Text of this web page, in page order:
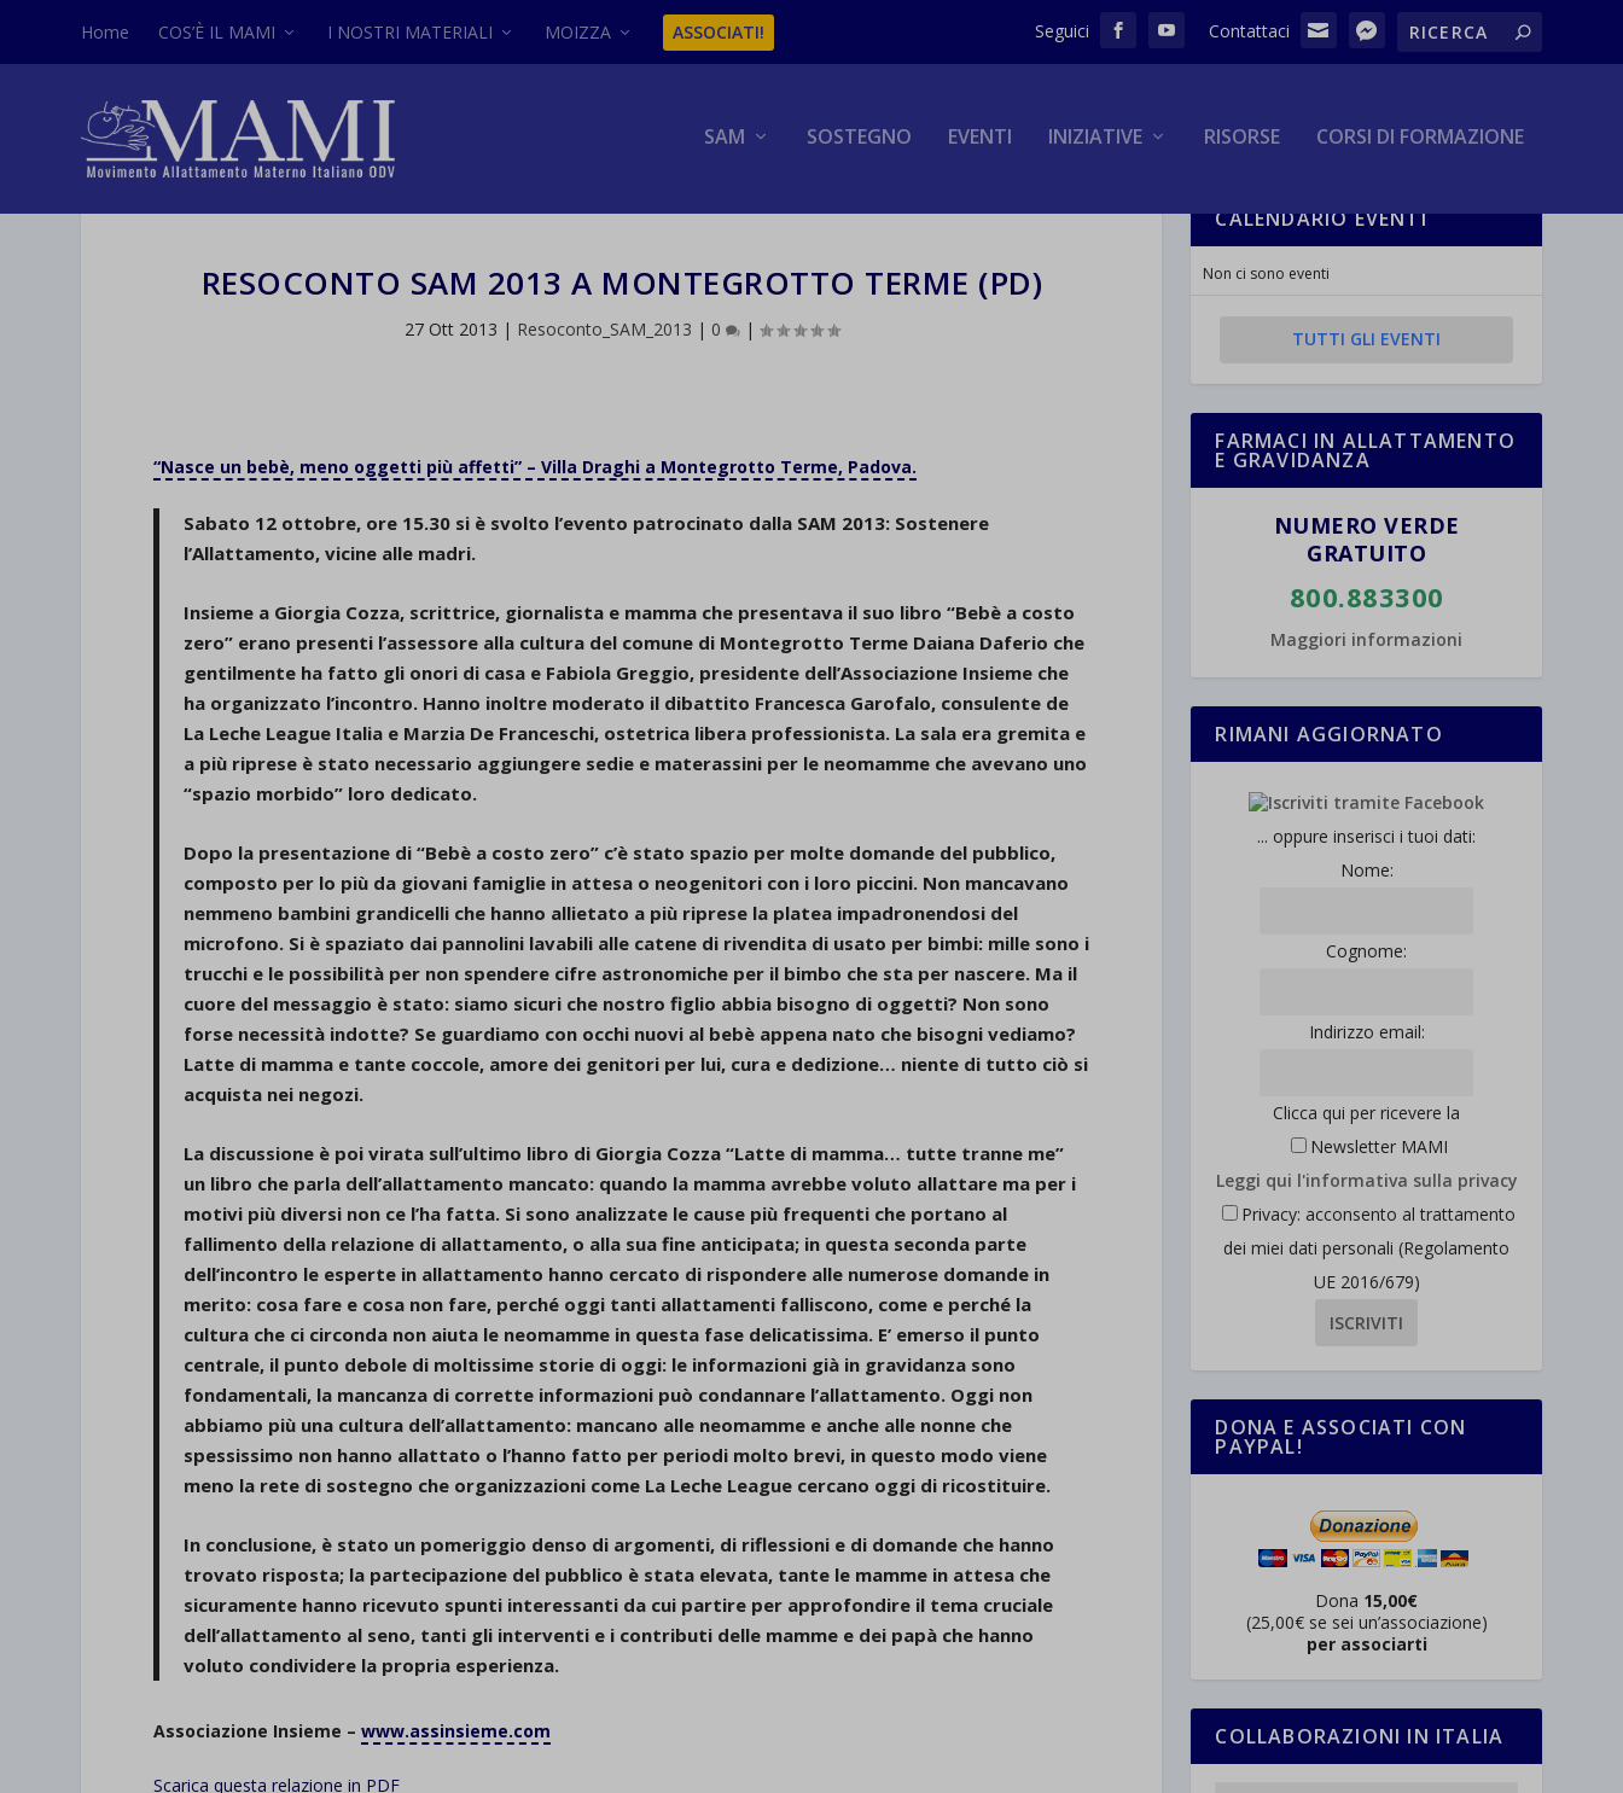
Home COS’È IL MAMI I NOSTRI MATERIALI MOIZZA ASSOCIATI!
SAM SOSTEGNO EVENTI INIZIATIVE RISORSE CORSI DI FORMAZIONE
RESOCONTO SAM 2013 A MONTEGROTTO TERME (PD)
27 Ott 2013 | Resoconto_SAM_2013 | 0 |
“Nasce un bebè, meno oggetti più affetti” – Villa Draghi a Montegrotto Terme, Padova.
Sabato 12 ottobre, ore 15.30 si è svolto l’evento patrocinato dalla SAM 2013: Sostenere
l’Allattamento, vicine alle madri.
Insieme a Giorgia Cozza, scrittrice, giornalista e mamma che presentava il suo libro “Bebè a costo
zero” erano presenti l’assessore alla cultura del comune di Montegrotto Terme Daiana Daferio che
gentilmente ha fatto gli onori di casa e Fabiola Greggio, presidente dell’Associazione Insieme che
ha organizzato l’incontro. Hanno inoltre moderato il dibattito Francesca Garofalo, consulente de
La Leche League Italia e Marzia De Franceschi, ostetrica libera professionista. La sala era gremita e
a più riprese è stato necessario aggiungere sedie e materassini per le neomamme che avevano uno
“spazio morbido” loro dedicato.
Dopo la presentazione di “Bebè a costo zero” c’è stato spazio per molte domande del pubblico,
composto per lo più da giovani famiglie in attesa o neogenitori con i loro piccini. Non mancavano
nemmeno bambini grandicelli che hanno allietato a più riprese la platea impadronendosi del
microfono. Si è spaziato dai pannolini lavabili alle catene di rivendita di usato per bimbi: mille sono i
trucchi e le possibilità per non spendere cifre astronomiche per il bimbo che sta per nascere. Ma il
cuore del messaggio è stato: siamo sicuri che nostro figlio abbia bisogno di oggetti? Non sono
forse necessità indotte? Se guardiamo con occhi nuovi al bebè appena nato che bisogni vediamo?
Latte di mamma e tante coccole, amore dei genitori per lui, cura e dedizione… niente di tutto ciò si
acquista nei negozi.
La discussione è poi virata sull’ultimo libro di Giorgia Cozza “Latte di mamma… tutte tranne me”
un libro che parla dell’allattamento mancato: quando la mamma avrebbe voluto allattare ma per i
motivi più diversi non ce l’ha fatta. Si sono analizzate le cause più frequenti che portano al
fallimento della relazione di allattamento, o alla sua fine anticipata; in questa seconda parte
dell’incontro le esperte in allattamento hanno cercato di rispondere alle numerose domande in
merito: cosa fare e cosa non fare, perché oggi tanti allattamenti falliscono, come e perché la
cultura che ci circonda non aiuta le neomamme in questa fase delicatissima. E’ emerso il punto
centrale, il punto debole di moltissime storie di oggi: le informazioni già in gravidanza sono
fondamentali, la mancanza di corrette informazioni può condannare l’allattamento. Oggi non
abbiamo più una cultura dell’allattamento: mancano alle neomamme e anche alle nonne che
spessissimo non hanno allattato o l’hanno fatto per periodi molto brevi, in questo modo viene
meno la rete di sostegno che organizzazioni come La Leche League cercano oggi di ricostituire.
In conclusione, è stato un pomeriggio denso di argomenti, di riflessioni e di domande che hanno
trovato risposta; la partecipazione del pubblico è stata elevata, tante le mamme in attesa che
sicuramente hanno ricevuto spunti interessanti da cui partire per approfondire il tema cruciale
dell’allattamento al seno, tanti gli interventi e i contributi delle mamme e dei papà che hanno
voluto condividere la propria esperienza.
Associazione Insieme –www.assinsieme.com
Scarica questa relazione in PDF
CALENDARIO EVENTI
Non ci sono eventi
TUTTI GLI EVENTI
FARMACI IN ALLATTAMENTO
E GRAVIDANZA
NUMERO VERDE
GRATUITO
800.883300
Maggiori informazioni
RIMANI AGGIORNATO
... oppure inserisci i tuoi dati:
Nome:
Cognome:
Indirizzo email:
Clicca qui per ricevere la
Newsletter MAMI
Leggi qui l'informativa sulla privacy
Privacy: acconsento al trattamento
dei miei dati personali (Regolamento
UE 2016/679)
DONA E ASSOCIATI CON
PAYPAL!
Dona 15,00€
(25,00€ se sei un’associazione)
per associarti
COLLABORAZIONI IN ITALIA